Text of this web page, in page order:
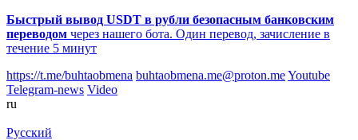
Быстрый вывод USDT в рубли безопасным банковским
переводом через нашего бота. Один перевод, зачисление в
течение 5 минут
https://t.me/buhtaobmena buhtaobmena.me@proton.meYoutube
Telegram-news Video
ru
Русский